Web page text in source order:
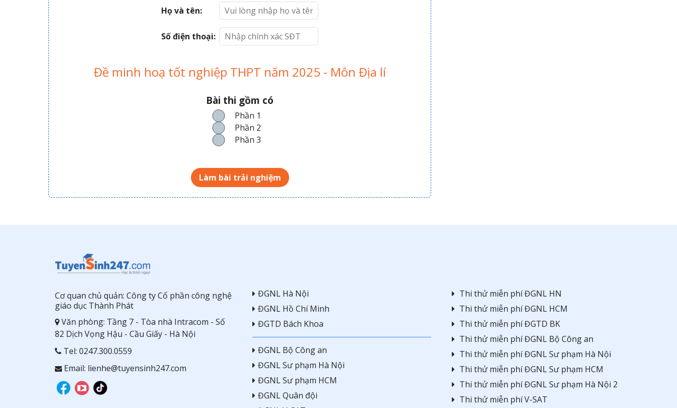
Họ và tên:
Số điện thoại:
Đề minh hoạ tốt nghiệp THPT năm 2025 - Môn Địa lí
Bài thi gồm có
Phần 1
Phần 2
Phần 3
Làm bài trải nghiệm
Cơ quan chủ quản: Công ty Cổ phần công nghệ
giáo dục Thành Phát
Văn phòng: Tầng 7 - Tòa nhà Intracom - Số
82 Dịch Vọng Hậu - Cầu Giấy - Hà Nội
Tel: 0247.300.0559
Email: lienhe@tuyensinh247.com
ĐGNL Hà Nội
ĐGNL Hồ Chí Minh
ĐGTD Bách Khoa
ĐGNL Bộ Công an
ĐGNL Sư phạm Hà Nội
ĐGNL Sư phạm HCM
ĐGNL Quân đội
Thi thử miễn phí ĐGNL HN
Thi thử miễn phí ĐGNL HCM
Thi thử miễn phí ĐGTD BK
Thi thử miễn phí ĐGNL Bộ Công an
Thi thử miễn phí ĐGNL Sư phạm Hà Nội
Thi thử miễn phí ĐGNL Sư phạm HCM
Thi thử miễn phí ĐGNL Sư phạm Hà Nội 2
Thi thử miễn phí V-SAT